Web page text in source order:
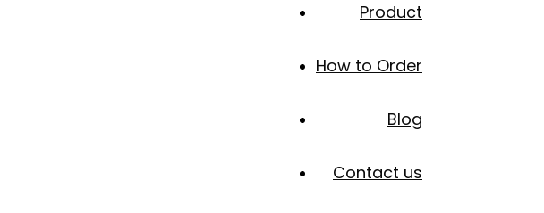
Product
How to Order
Blog
Contact us